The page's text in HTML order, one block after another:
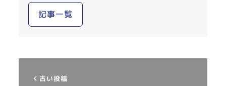
記事一覧
古い投稿